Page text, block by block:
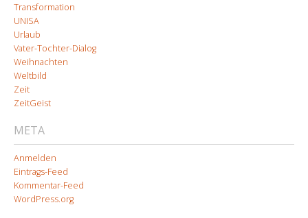
Transformation
UNISA
Urlaub
Vater-Tochter-Dialog
Weihnachten
Weltbild
Zeit
ZeitGeist
META
Anmelden
Eintrags-Feed
Kommentar-Feed
WordPress.org